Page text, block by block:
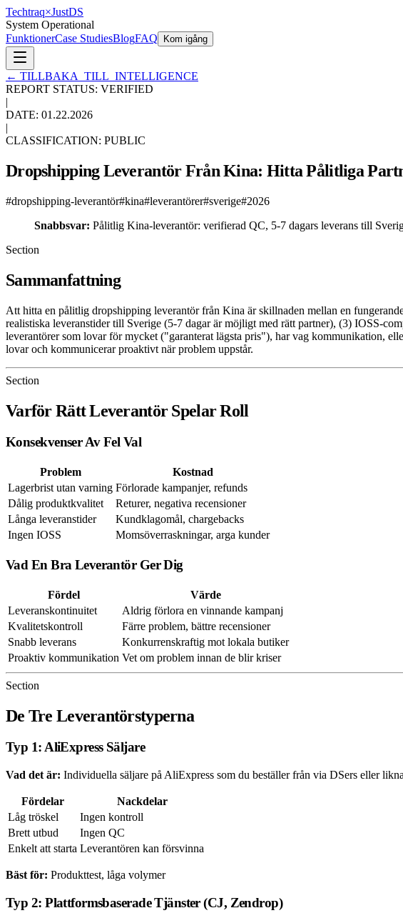
Techtraq×JustDS
System Operational
FunktionerCase StudiesBlogFAQ Kom igång
← TILLBAKA_TILL_INTELLIGENCE
REPORT STATUS: VERIFIED
|
DATE: 01.22.2026
|
CLASSIFICATION: PUBLIC
Dropshipping Leverantör Från Kina: Hitta Pålitliga
#dropshipping-leverantör#kina#leverantörer#sverige#2026
Snabbsvar: Pålitlig Kina-leverantör: verifierad QC, 5-7 dagars leverans till
Section
Sammanfattning
Att hitta en pålitlig dropshipping leverantör från Kina är skillnaden mellan en
realistiska leveranstider till Sverige (5-7 dagar är möjligt med rätt partner), (3) IOSS-
leverantörer som lovar för mycket ("garanterat lägsta pris"), har vag kommunikation,
lovar och kommunicerar proaktivt när problem uppstår.
Section
Varför Rätt Leverantör Spelar Roll
Konsekvenser Av Fel Val
Problem
Kostnad
Lagerbrist utan varning Förlorade kampanjer, refunds
Dålig produktkvalitet
Returer, negativa recensioner
Långa leveranstider
Kundklagomål, chargebacks
Ingen IOSS
Momsöverraskningar, arga kunder
Vad En Bra Leverantör Ger Dig
Fördel
Värde
Leveranskontinuitet
Aldrig förlora en vinnande kampanj
Kvalitetskontroll
Färre problem, bättre recensioner
Snabb leverans
Konkurrenskraftig mot lokala butiker
Proaktiv kommunikation Vet om problem innan de blir kriser
Section
De Tre Leverantörstyperna
Typ 1: AliExpress Säljare
Vad det är: Individuella säljare på AliExpress som du beställer från via DSers eller
Fördelar
Nackdelar
Låg tröskel
Ingen kontroll
Brett utbud
Ingen QC
Enkelt att starta Leverantören kan försvinna
Bäst för: Produkttest, låga volymer
Typ 2: Plattformsbaserade Tjänster (CJ, Zendrop)